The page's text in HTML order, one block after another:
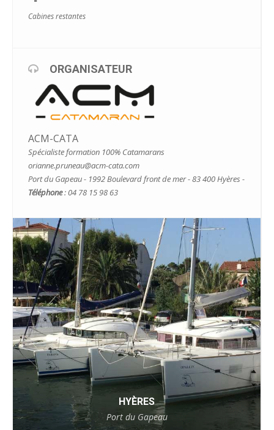
Cabines restantes
ORGANISATEUR
ACM-CATA
Spécialiste formation 100% Catamarans
orianne.pruneau@acm-cata.com
Port du Gapeau - 1992 Boulevard front de mer - 83 400 Hyères -
Téléphone: 04 78 15 98 63
HYÈRES
Port du Gapeau